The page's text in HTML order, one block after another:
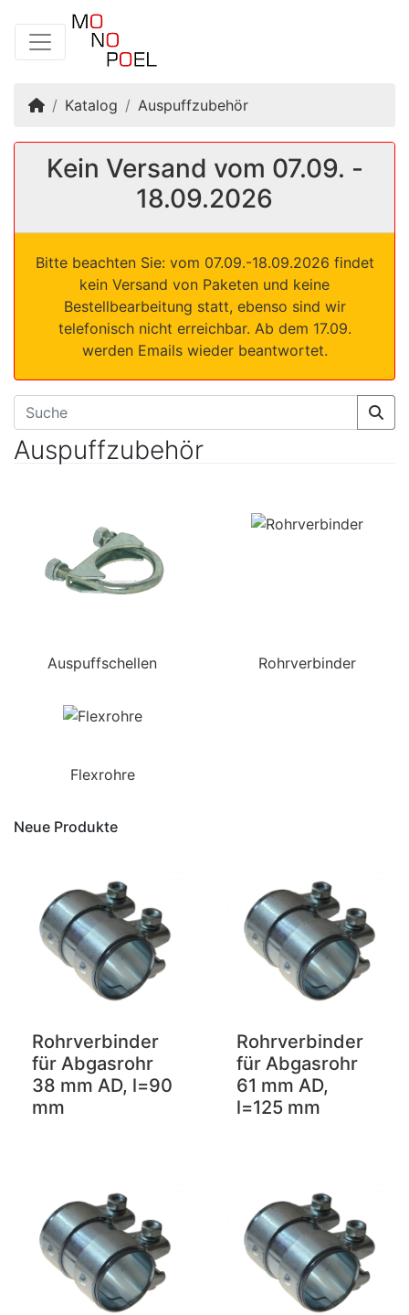
Startseite
Katalog Auspuffzubehör
Kein Versand vom 07.09. -
18.09.2026
Bitte beachten Sie: vom 07.09.-18.09.2026 findet
kein Versand von Paketen und keine
Bestellbearbeitung statt, ebenso sind wir
telefonisch nicht erreichbar. Ab dem 17.09.
werden Emails wieder beantwortet.
Auspuffzubehör
Auspuffschellen Rohrverbinder
Flexrohre
Neue Produkte
Rohrverbinder
für Abgasrohr
38 mm AD, l=90
mm
Rohrverbinder
für Abgasrohr
61 mm AD,
l=125 mm